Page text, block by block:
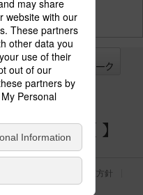
／電球色Ra83
を
SNSアカウント
シー
個人情報保護方針